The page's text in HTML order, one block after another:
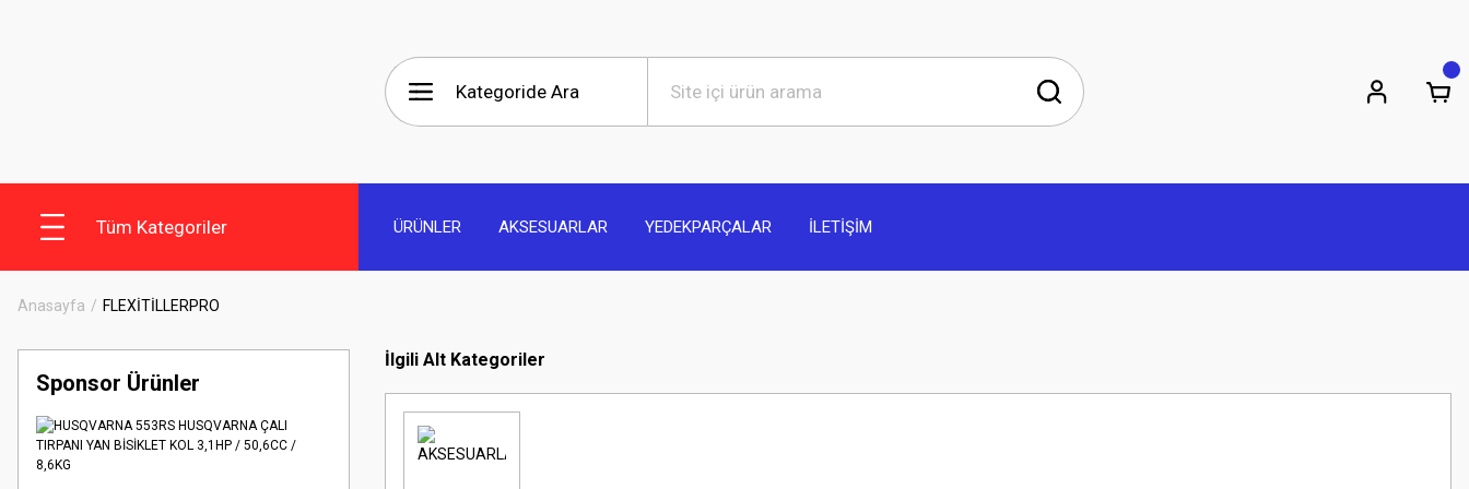
Tüm Kategoriler ÜRÜNLER AKSESUARLAR YEDEKPARÇALAR İLETİŞİM
Anasayfa FLEXİTİLLERPRO
Sponsor Ürünler
İlgili Alt Kategoriler